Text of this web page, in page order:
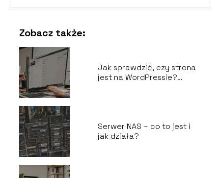
Zobacz także:
Jak sprawdzić, czy strona
jest na WordPressie?
Serwer NAS – co to jest i
jak działa?